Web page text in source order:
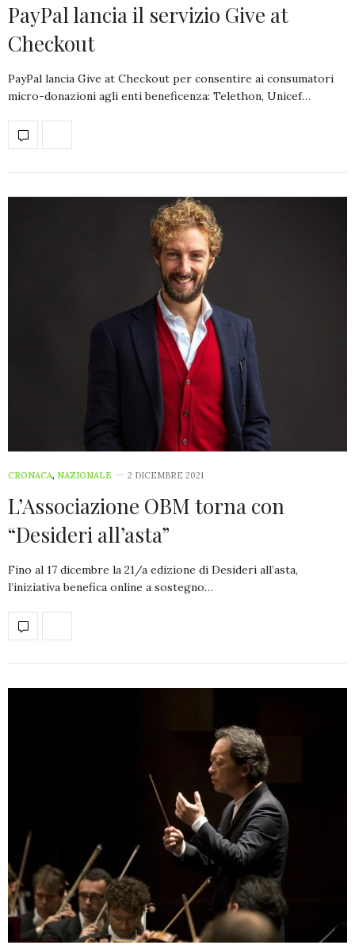
PayPal lancia il servizio Give at
Checkout
PayPal lancia Give at Checkout per consentire ai consumatori
micro-donazioni agli enti beneficenza: Telethon, Unicef…
CRONACA, NAZIONALE 2 DICEMBRE 2021
L’Associazione OBM torna con
“Desideri all’asta”
Fino al 17 dicembre la 21/a edizione di Desideri all’asta,
l’iniziativa benefica online a sostegno…